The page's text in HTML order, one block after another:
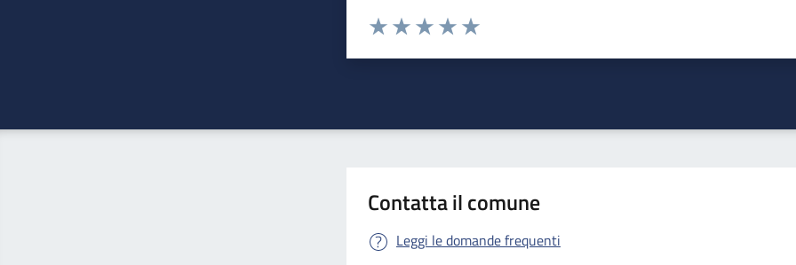
Valuta da 1 a 5 stelle la pagina
Contatta il comune
Leggi le domande frequenti